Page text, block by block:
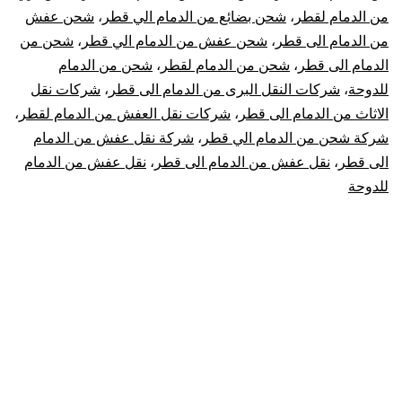
قطر
|
نقل
عفش
من الدمام لقطر ، شحن بضائع من الدمام الي قطر ، شحن عفش
من الدمام الى قطر ، شحن عفش من الدمام الي قطر ، شحن من
الدمام الى قطر ، شحن من الدمام لقطر ، شحن من الدمام
للدوحة، شركات النقل البرى من الدمام الى قطر ، شركات نقل
الاثاث من الدمام الى قطر ، شركات نقل العفش من الدمام لقطر ،
شركة شحن من الدمام الي قطر ، شركة نقل عفش من الدمام
الى قطر ، نقل عفش من الدمام الى قطر ، نقل عفش من الدمام
للدوحة